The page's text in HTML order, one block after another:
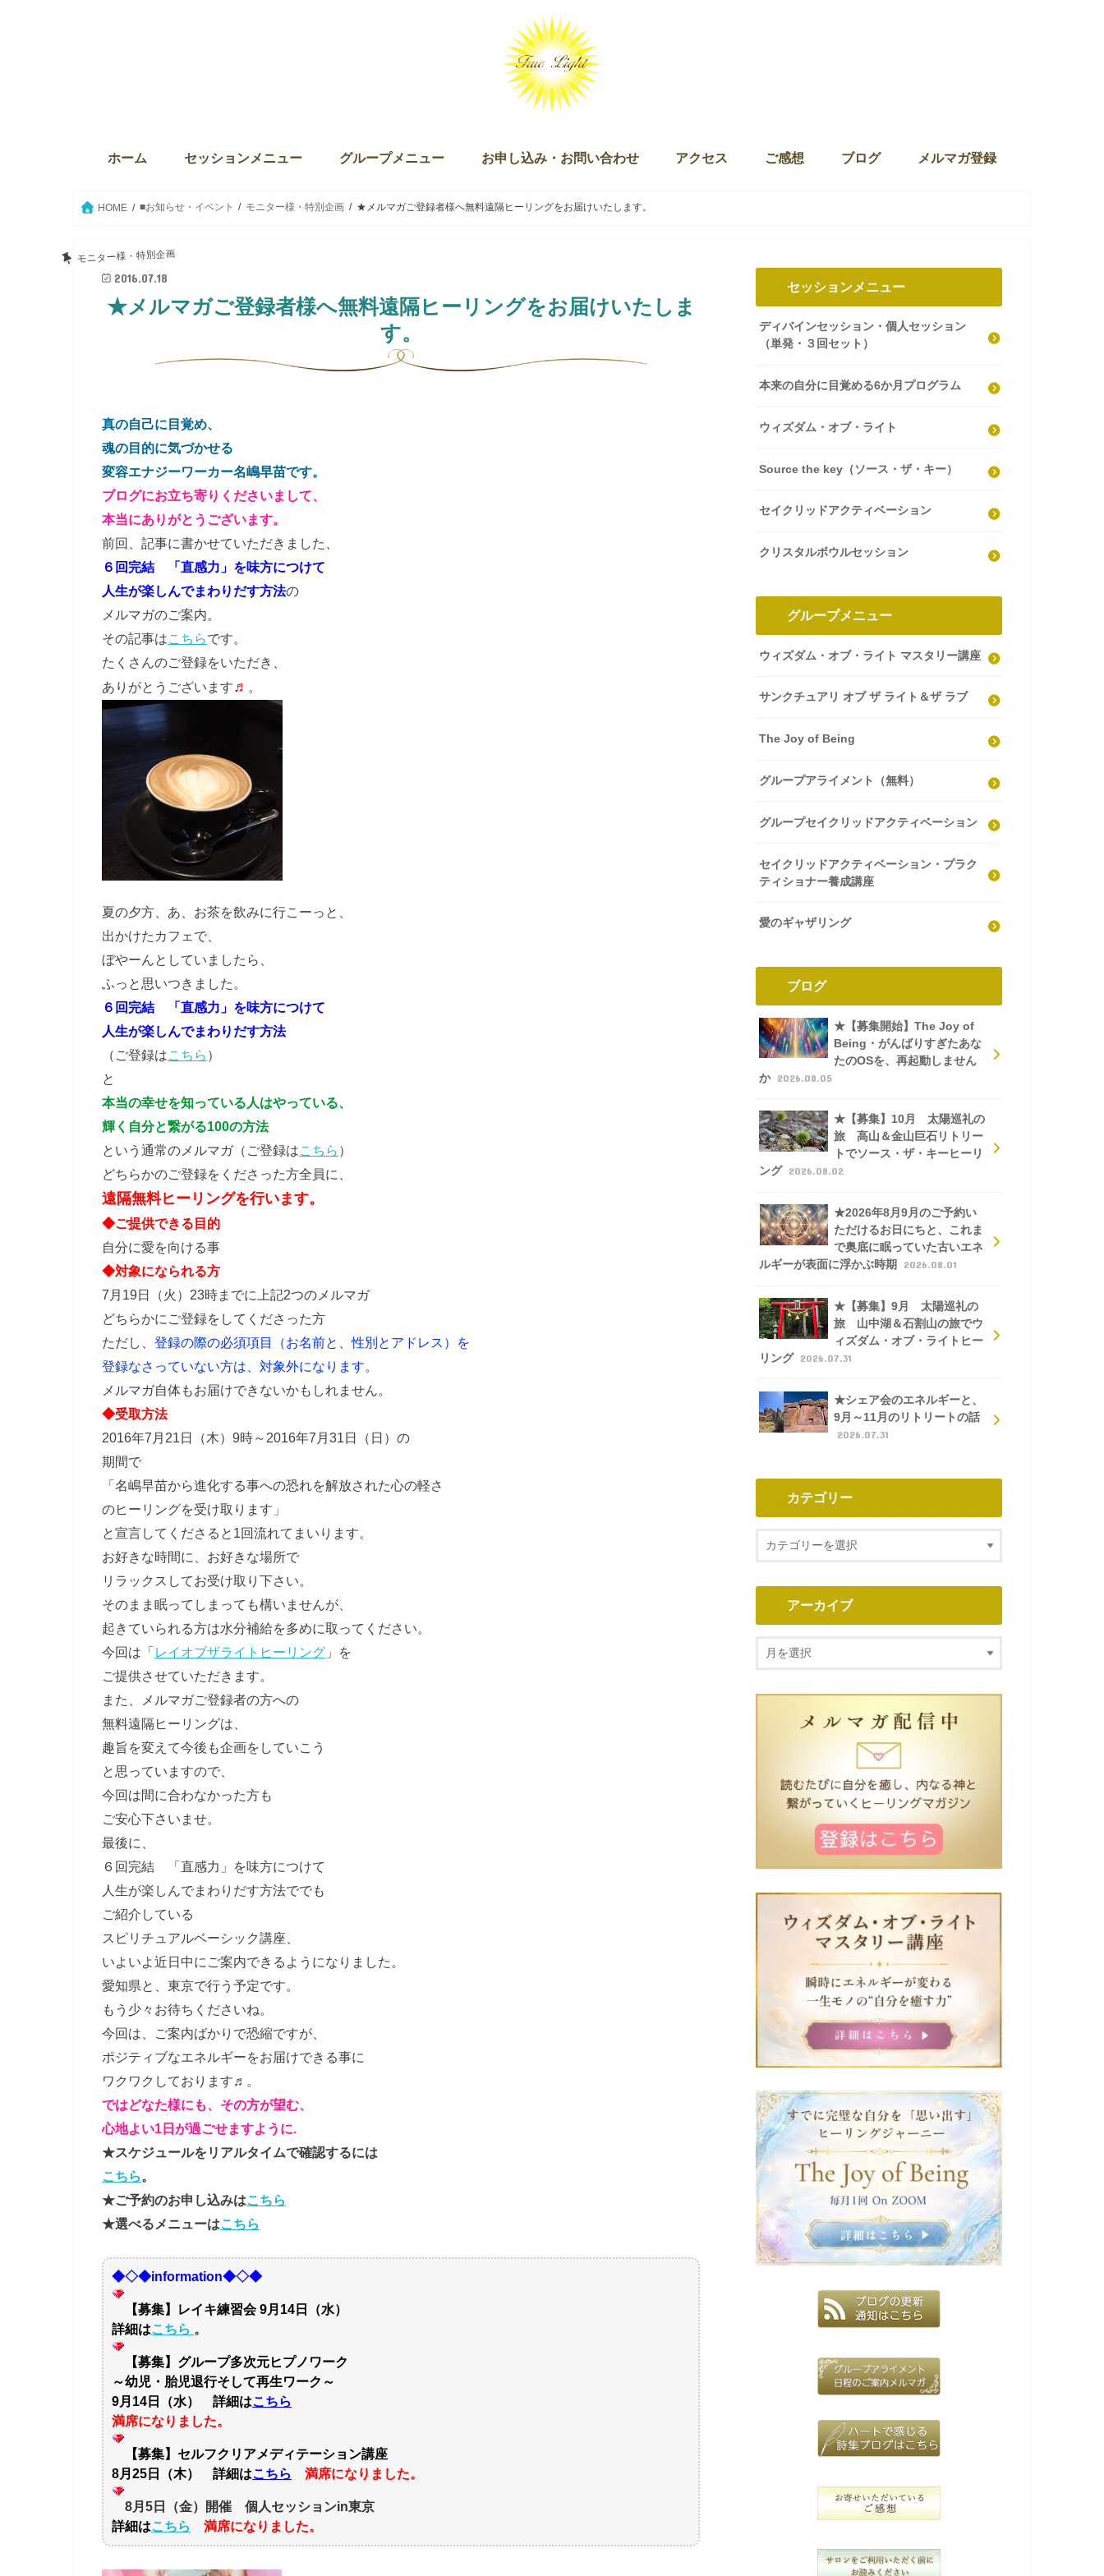
ホーム セッションメニュー グループメニュー お申し込み・お問い合わせ アクセス ご感想 ブログ メルマガ登録
HOME ■お知らせ・イベント モニター様・特別企画 ★メルマガご登録者様へ無料遠隔ヒーリングをお届けいたします。
モニター様・特別企画
2016.07.18
★メルマガご登録者様へ無料遠隔ヒーリングをお届けいたしま
す。
真の自己に目覚め、
魂の目的に気づかせる
変容エナジーワーカー名嶋早苗です。
ブログにお立ち寄りくださいまして、
本当にありがとうございます。
前回、記事に書かせていただきました、
６回完結 「直感力」を味方につけて
人生が楽しんでまわりだす方法の
メルマガのご案内。
その記事はこちらです。
たくさんのご登録をいただき、
ありがとうございます♬ 。
夏の夕方、あ、お茶を飲みに行こーっと、
出かけたカフェで、
ぼやーんとしていましたら、
ふっと思いつきました。
６回完結 「直感力」を味方につけて
人生が楽しんでまわりだす方法
（ご登録はこちら ）
と
本当の幸せを知っている人はやっている、
輝く自分と繋がる100の方法
という通常のメルマガ（ご登録はこちら ）
どちらかのご登録をくださった方全員に、
遠隔無料ヒーリングを行います。
◆ご提供できる目的
自分に愛を向ける事
◆対象になられる方
7月19日（火）23時までに上記2つのメルマガ
どちらかにご登録をしてくださった方
ただし、 登録の際の必須項目（お名前と、性別とアドレス）を
登録なさっていない方は、対象外になります。
メルマガ自体もお届けできないかもしれません。
◆受取方法
2016年7月21日（木）9時～2016年7月31日（日）の
期間で
「名嶋早苗から進化する事への恐れを解放された心の軽さ
のヒーリングを受け取ります」
と宣言してくださると1回流れてまいります。
お好きな時間に、お好きな場所で
リラックスしてお受け取り下さい。
そのまま眠ってしまっても構いませんが、
起きていられる方は水分補給を多めに取ってください。
今回は「 レイオブザライトヒーリング 」を
ご提供させていただきます。
また、メルマガご登録者の方への
無料遠隔ヒーリングは、
趣旨を変えて今後も企画をしていこう
と思っていますので、
今回は間に合わなかった方も
ご安心下さいませ。
最後に、
６回完結 「直感力」を味方につけて
人生が楽しんでまわりだす方法ででも
ご紹介している
スピリチュアルベーシック講座、
いよいよ近日中にご案内できるようになりました。
愛知県と、東京で行う予定です。
もう少々お待ちくださいね。
今回は、ご案内ばかりで恐縮ですが、
ポジティブなエネルギーをお届けできる事に
ワクワクしております♬。
ではどなた様にも、その方が望む、
心地よい1日が過ごせますように.
★スケジュールをリアルタイムで確認するには
こちら。
★ご予約のお申し込みはこちら
★選べるメニューはこちら
◆◇◆information◆◇◆
【募集】レイキ練習会 9月14日（水）
詳細はこちら 。
【募集】グループ多次元ヒプノワーク
～幼児・胎児退行そして再生ワーク～
9月14日（水） 詳細はこちら
満席になりました。
【募集】セルフクリアメディテーション講座
8月25日（木） 詳細はこちら 満席になりました。
8月5日（金）開催 個人セッションin東京
詳細はこちら 満席になりました。
セッションメニュー
ディバインセッション・個人セッション
（単発・３回セット）
本来の自分に目覚める6か月プログラム
ウィズダム・オブ・ライト
Source the key（ソース・ザ・キー）
セイクリッドアクティベーション
クリスタルボウルセッション
グループメニュー
ウィズダム・オブ・ライト マスタリー講座
サンクチュアリ オブ ザ ライト＆ザ ラブ
The Joy of Being
グループアライメント（無料）
グループセイクリッドアクティベーション
セイクリッドアクティベーション・プラク
ティショナー養成講座
愛のギャザリング
ブログ
★【募集開始】The Joy of
Being・がんばりすぎたあな
たのOSを、再起動しません
か 2026.08.05
★【募集】10月 太陽巡礼の
旅 高山＆金山巨石リトリー
トでソース・ザ・キーヒーリ
ング 2026.08.02
★2026年8月9月のご予約い
ただけるお日にちと、これま
で奥底に眠っていた古いエネ
ルギーが表面に浮かぶ時期
2026.08.01
★【募集】9月 太陽巡礼の
旅 山中湖＆石割山の旅でウ
ィズダム・オブ・ライトヒー
リング 2026.07.31
★シェア会のエネルギーと、
9月～11月のリトリートの話
2026.07.31
カテゴリー
アーカイブ